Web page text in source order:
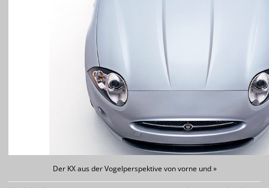
Der KX aus der Vogelperspektive von vorne und »